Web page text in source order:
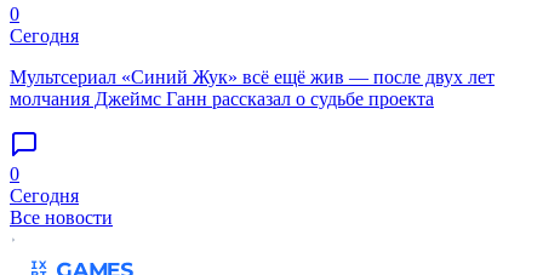
0
Сегодня
Мультсериал «Синий Жук» всё ещё жив — после двух лет
молчания Джеймс Ганн рассказал о судьбе проекта
0
Сегодня
Все новости